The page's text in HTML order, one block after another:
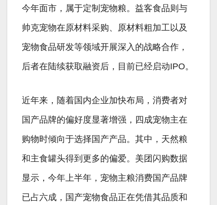
今年面市，属于定制宠物粮。益客食品则与
帅克宠物在原材料采购、原材料粗加工以及
宠物食品研发等领域开展深入的战略合作，
后者在陆续获取融资后，目前已经启动IPO。
近年来，随着国内企业加快布局，消费者对
国产品牌的偏好度显著增强，四成宠物主在
购物时倾向于选择国产产品。其中，天然粮
和主食罐头得到更多的偏爱。美团闪购数据
显示，今年上半年，宠物主粮消费国产品牌
已占六成，国产宠物食品正在凭借其品质和